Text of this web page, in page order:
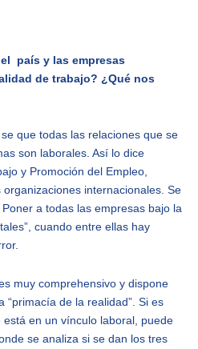
país y las empresas
de trabajo? ¿Qué nos
que todas las relaciones que se
son laborales. Así lo dice
y Promoción del Empleo,
internacionales. Se
a todas las empresas bajo la
cuando entre ellas hay
muy comprehensivo y dispone
“primacía de la realidad”. Si es
en un vínculo laboral, puede
se analiza si se dan los tres